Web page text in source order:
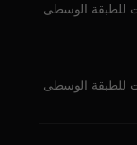
للطبقة الوسطى
للطبقة الوسطى